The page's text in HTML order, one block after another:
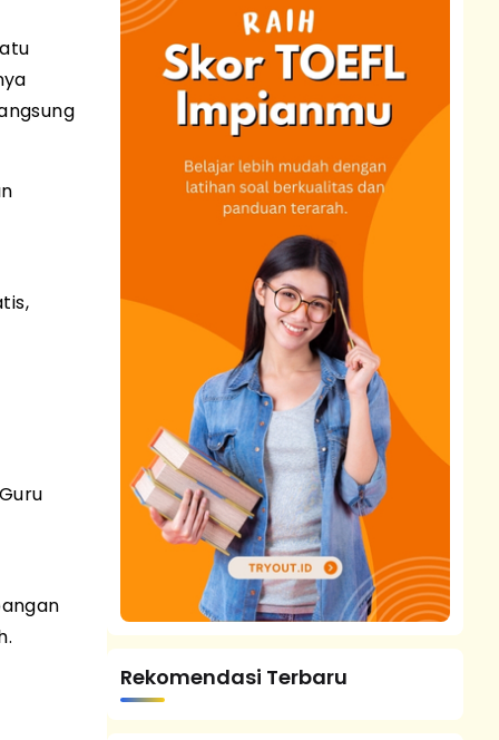
Rekomendasi Terbaru